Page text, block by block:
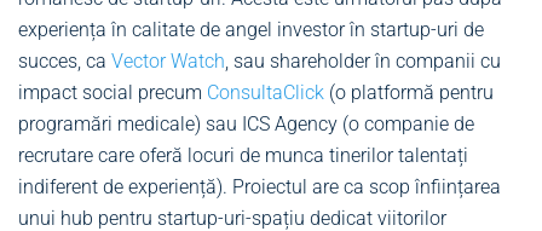
experiența în calitate de angel investor în startup-uri de
succes, ca Vector Watch, sau shareholder în companii cu
impact social precum ConsultaClick (o platformă pentru
programări medicale) sau ICS Agency (o companie de
recrutare care oferă locuri de munca tinerilor talentați
indiferent de experiență). Proiectul are ca scop înființarea
unui hub pentru startup-uri-spațiu dedicat viitorilor